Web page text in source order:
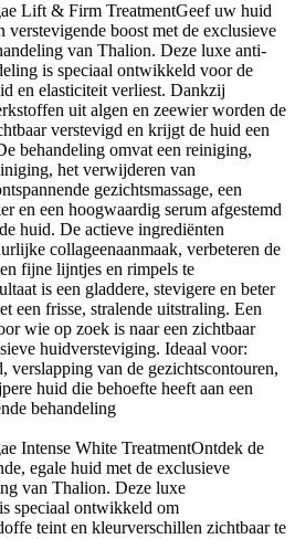
Lift & Firm TreatmentGeef uw huid
verstevigende boost met de exclusieve
van Thalion. Deze luxe anti-
is speciaal ontwikkeld voor de
en elasticiteit verliest. Dankzij
uit algen en zeewier worden de
verstevigd en krijgt de huid een
behandeling omvat een reiniging,
het verwijderen van
gezichtsmassage, een
en een hoogwaardig serum afgestemd
huid. De actieve ingrediënten
collageenaanmaak, verbeteren de
fijne lijntjes en rimpels te
is een gladdere, stevigere en beter
een frisse, stralende uitstraling. Een
wie op zoek is naar een zichtbaar
huidversteviging. Ideaal voor:
verslapping van de gezichtscontouren,
huid die behoefte heeft aan een
behandeling
Intense White TreatmentOntdek de
egale huid met de exclusieve
van Thalion. Deze luxe
speciaal ontwikkeld om
teint en kleurverschillen zichtbaar te